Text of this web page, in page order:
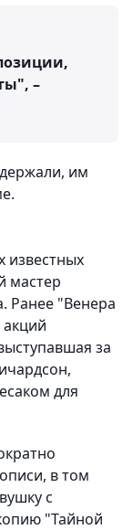
–
им
известных
мастер
Ранее "Венера
за
для
в том
с
"Тайной